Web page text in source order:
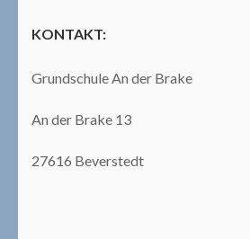
KONTAKT:
Grundschule An der Brake
An der Brake 13
27616 Beverstedt